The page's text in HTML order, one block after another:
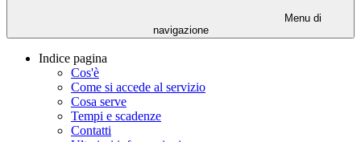
Menu di
navigazione
Indice pagina
Cos'è
Come si accede al servizio
Cosa serve
Tempi e scadenze
Contatti